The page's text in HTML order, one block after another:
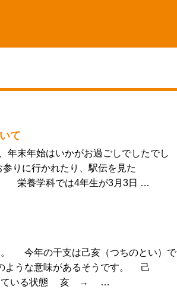
て
末年始はいかがお過ごしでしたでし
りに行かれたり、駅伝を見た
栄養学科では4年生が3月3日 …
。 今年の干支は己亥（つちのとい）で
ような意味があるそうです。 己
している状態 亥 → …